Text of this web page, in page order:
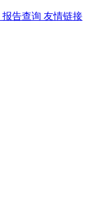
报告查询 友情链接